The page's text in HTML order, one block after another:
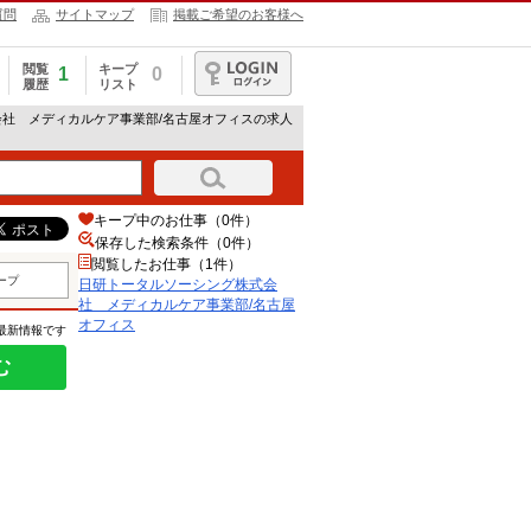
問 サイトマップ 掲載ご希望のお客様へ
閲覧
履歴
1
キープ
リスト
0
ログイン
メディカルケア事業部/名古屋オフィスの求人
プ
新情報です
キープ中のお仕事（0件）
保存した検索条件（0件）
閲覧したお仕事（1件）
日研トータルソーシング株式会
社 メディカルケア事業部/名古屋
オフィス